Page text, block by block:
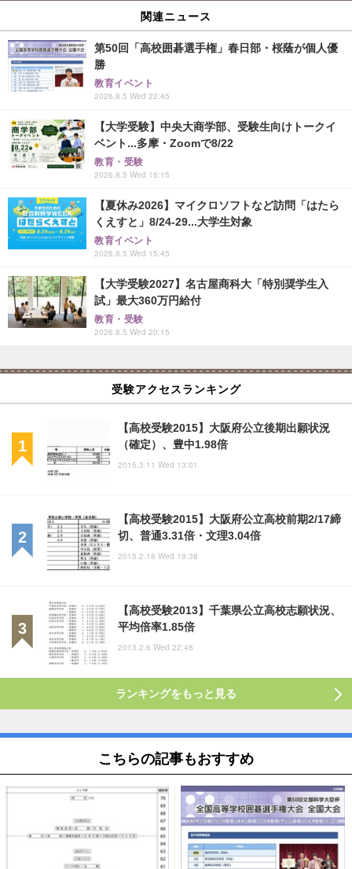
関連ニュース
第50回「高校囲碁選手権」春日部・桜蔭が個人優
勝
教育イベント
2026.8.5 Wed 22:45
【大学受験】中央大商学部、受験生向けトークイ
ベント...多摩・Zoomで8/22
教育・受験
2026.8.5 Wed 16:15
【夏休み2026】マイクロソフトなど訪問「はたら
くえすと」8/24-29...大学生対象
教育イベント
2026.8.5 Wed 15:45
【大学受験2027】名古屋商科大「特別奨学生入
試」最大360万円給付
教育・受験
2026.8.5 Wed 20:15
受験アクセスランキング
【高校受験2015】大阪府公立後期出願状況
（確定）、豊中1.98倍
2015.3.11 Wed 13:01
【高校受験2015】大阪府公立高校前期2/17締
切、普通3.31倍・文理3.04倍
2015.2.18 Wed 19:38
【高校受験2013】千葉県公立高校志願状況、
平均倍率1.85倍
2013.2.6 Wed 22:48
ランキングをもっと見る
こちらの記事もおすすめ